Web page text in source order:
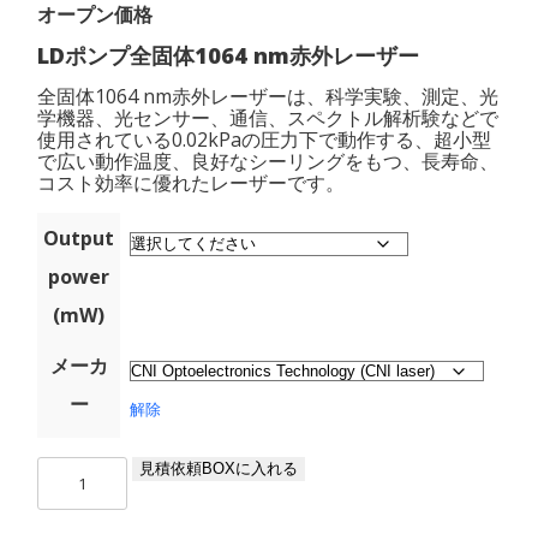
オープン価格
LDポンプ全固体1064 nm赤外レーザー
全固体1064 nm赤外レーザーは、科学実験、測定、光
学機器、光センサー、通信、スペクトル解析験などで
使用されている0.02kPaの圧力下で動作する、超小型
で広い動作温度、良好なシーリングをもつ、長寿命、
コスト効率に優れたレーザーです。
Output
power
(mW)
メーカ
ー
解除
見積依頼BOXに入れる